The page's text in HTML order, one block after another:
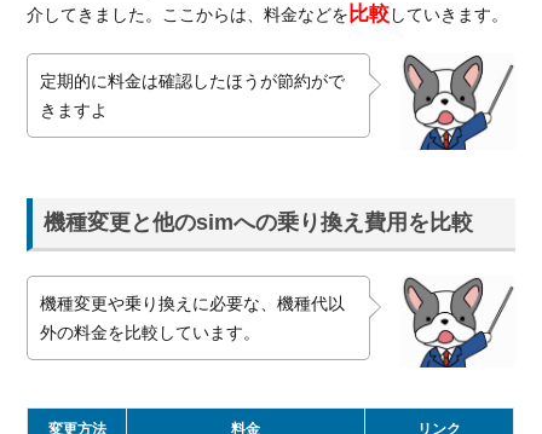
介してきました。ここからは、料金などを 比較していきます。
定期的に料金は確認したほうが節約がで
きますよ
機種変更と他のsimへの乗り換え費用を比較
機種変更や乗り換えに必要な、機種代以
外の料金を比較しています。
変更方法 料金 リンク